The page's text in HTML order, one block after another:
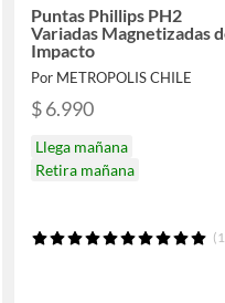
Puntas Phillips PH2
Variadas Magnetizadas
Impacto
Por METROPOLIS CHILE
$ 6.990
Llega mañana
Retira mañana